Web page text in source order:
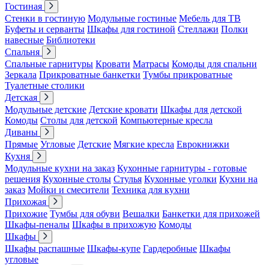
Гостиная
Стенки в гостиную Модульные гостиные Мебель для ТВ
Буфеты и серванты Шкафы для гостиной Стеллажи Полки
навесные Библиотеки
Спальня
Спальные гарнитуры Кровати Матрасы Комоды для спальни
Зеркала Прикроватные банкетки Тумбы прикроватные
Туалетные столики
Детская
Модульные детские Детские кровати Шкафы для детской
Комоды Столы для детской Компьютерные кресла
Диваны
Прямые Угловые Детские Мягкие кресла Еврокнижки
Кухня
Модульные кухни на заказ Кухонные гарнитуры - готовые
решения Кухонные столы Стулья Кухонные уголки Кухни на
заказ Мойки и смесители Техника для кухни
Прихожая
Прихожие Тумбы для обуви Вешалки Банкетки для прихожей
Шкафы-пеналы Шкафы в прихожую Комоды
Шкафы
Шкафы распашные Шкафы-купе Гардеробные Шкафы
угловые